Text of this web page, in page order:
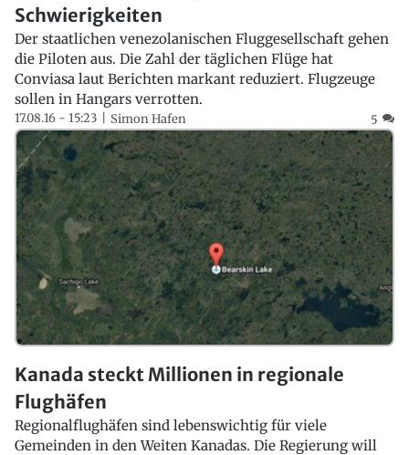
Schwierigkeiten
Der staatlichen venezolanischen Fluggesellschaft gehen
die Piloten aus. Die Zahl der täglichen Flüge hat
Conviasa laut Berichten markant reduziert. Flugzeuge
sollen in Hangars verrotten.
17.08.16 - 15:23 Simon Hafen 5
Kanada steckt Millionen in regionale
Flughäfen
Regionalflughäfen sind lebenswichtig für viele
Gemeinden in den Weiten Kanadas. Die Regierung will